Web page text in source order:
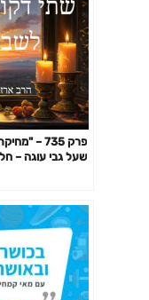
פרק 735 –
שעל גבי עוגה –